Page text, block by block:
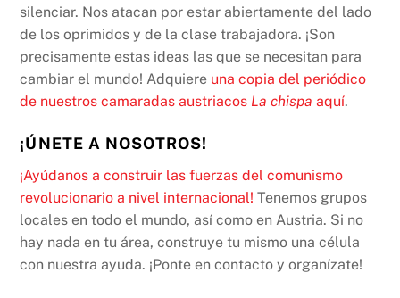
silenciar. Nos atacan por estar abiertamente del lado
de los oprimidos y de la clase trabajadora. ¡Son
precisamente estas ideas las que se necesitan para
cambiar el mundo! Adquiere una copia del periódico
de nuestros camaradas austriacos La chispa aquí.
¡ÚNETE A NOSOTROS!
¡Ayúdanos a construir las fuerzas del comunismo
revolucionario a nivel internacional! Tenemos grupos
locales en todo el mundo, así como en Austria. Si no
hay nada en tu área, construye tu mismo una célula
con nuestra ayuda. ¡Ponte en contacto y organízate!